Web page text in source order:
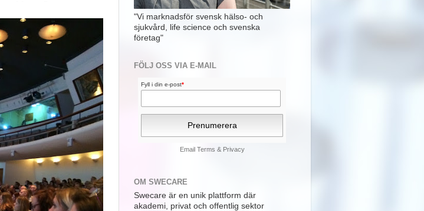
"Vi marknadsför svensk hälso- och
sjukvård, life science och svenska
företag"
FÖLJ OSS VIA E-MAIL
Fyll i din e-post*
Email Terms & Privacy
OM SWECARE
Swecare är en unik plattform där
akademi, privat och offentlig sektor